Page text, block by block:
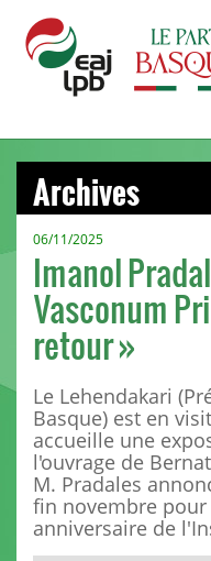
Archives
06/11/2025
Imanol
Vasconum
retour »
Le Lehendakari
Basque) est en
accueille une
l'ouvrage de
M. Pradales
fin novembre
anniversaire de